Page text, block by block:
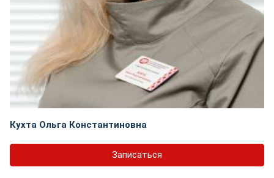
Кухта Ольга Константиновна
Записаться